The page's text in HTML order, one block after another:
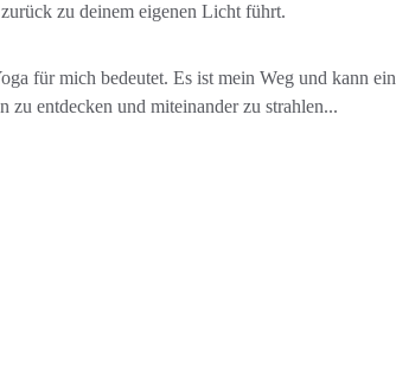
zu deinem eigenen Licht führt.
für mich bedeutet. Es ist mein Weg und kann ein
entdecken und miteinander zu strahlen...